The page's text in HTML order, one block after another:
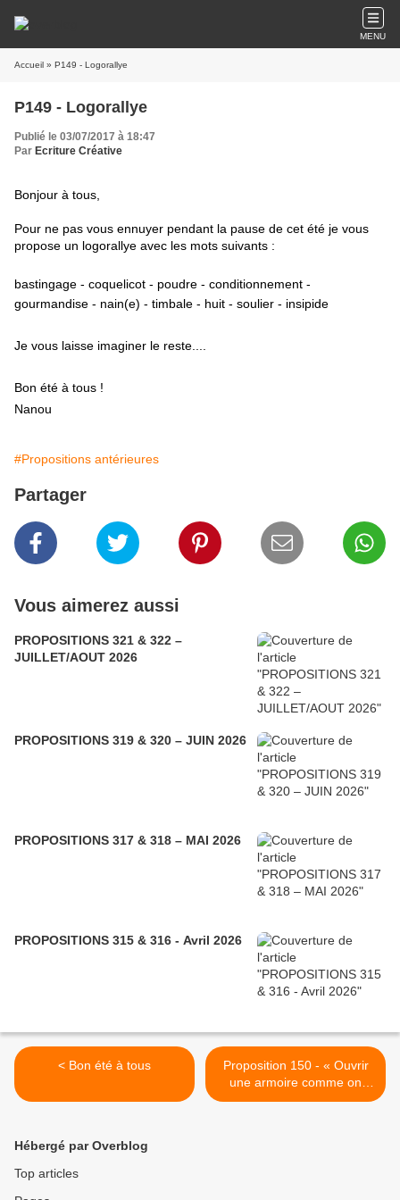
MENU
Accueil » P149 - Logorallye
P149 - Logorallye
Publié le 03/07/2017 à 18:47
Par Ecriture Créative
Bonjour à tous,
Pour ne pas vous ennuyer pendant la pause de cet été je vous
propose un logorallye avec les mots suivants :
bastingage - coquelicot - poudre - conditionnement -
gourmandise - nain(e) - timbale - huit - soulier - insipide
Je vous laisse imaginer le reste....
Bon été à tous !
Nanou
#Propositions antérieures
Partager
Vous aimerez aussi
PROPOSITIONS 321 & 322 –
JUILLET/AOUT 2026
PROPOSITIONS 319 & 320 – JUIN 2026
PROPOSITIONS 317 & 318 – MAI 2026
PROPOSITIONS 315 & 316 - Avril 2026
< Bon été à tous
Proposition 150 - « Ouvrir
une armoire comme on
ouvre un livre » >
Hébergé par Overblog
Top articles